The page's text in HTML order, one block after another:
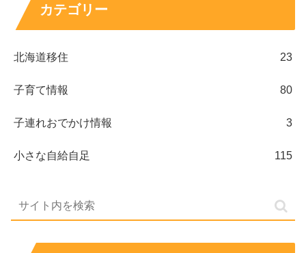
カテゴリー
北海道移住 23
子育て情報 80
子連れおでかけ情報 3
小さな自給自足 115